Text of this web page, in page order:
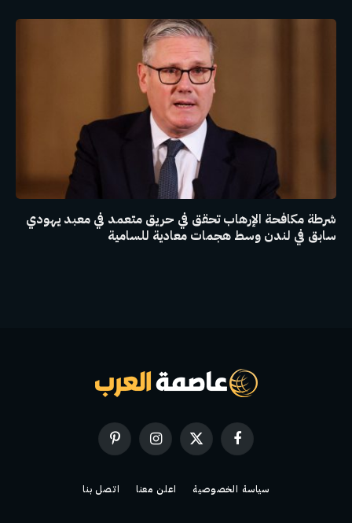
شرطة مكافحة الإرهاب تحقق في حريق متعمد في معبد يهودي
سابق في لندن وسط هجمات معادية للسامية
فيسبوك
X
(Twitter)
الانستغرامبينتيريست
سياسة الخصوصية اعلن معنا اتصل بنا